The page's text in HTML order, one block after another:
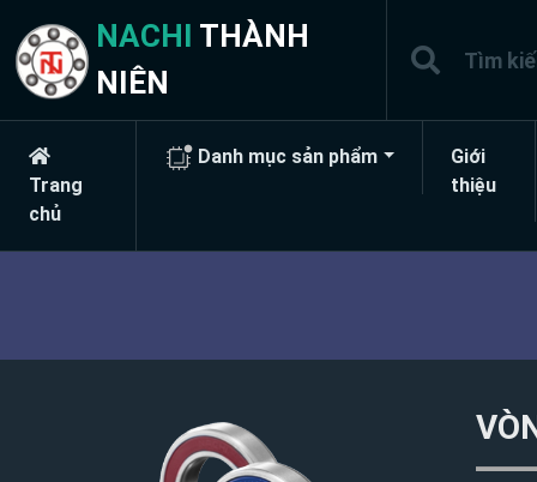
NACHI THÀNH
NIÊN
Trang
chủ
Danh mục sản phẩm
Giới
thiệu